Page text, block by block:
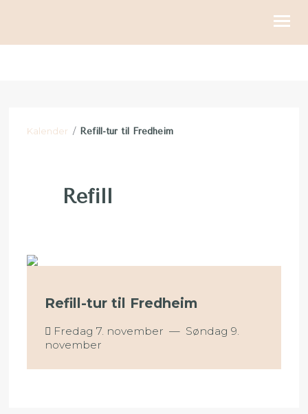
KALENDER
OM OSS
Kalender / Refill-tur til Fredheim
Refill
Refill-tur til Fredheim
Fredag 7. november — Søndag 9.
november